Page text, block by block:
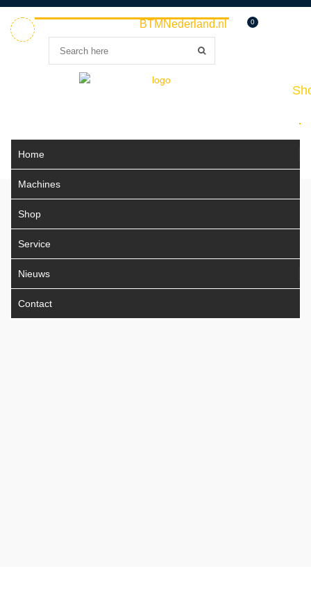
BTMNederland.nl
Home
Machines
Shop
Service
Nieuws
Contact
0